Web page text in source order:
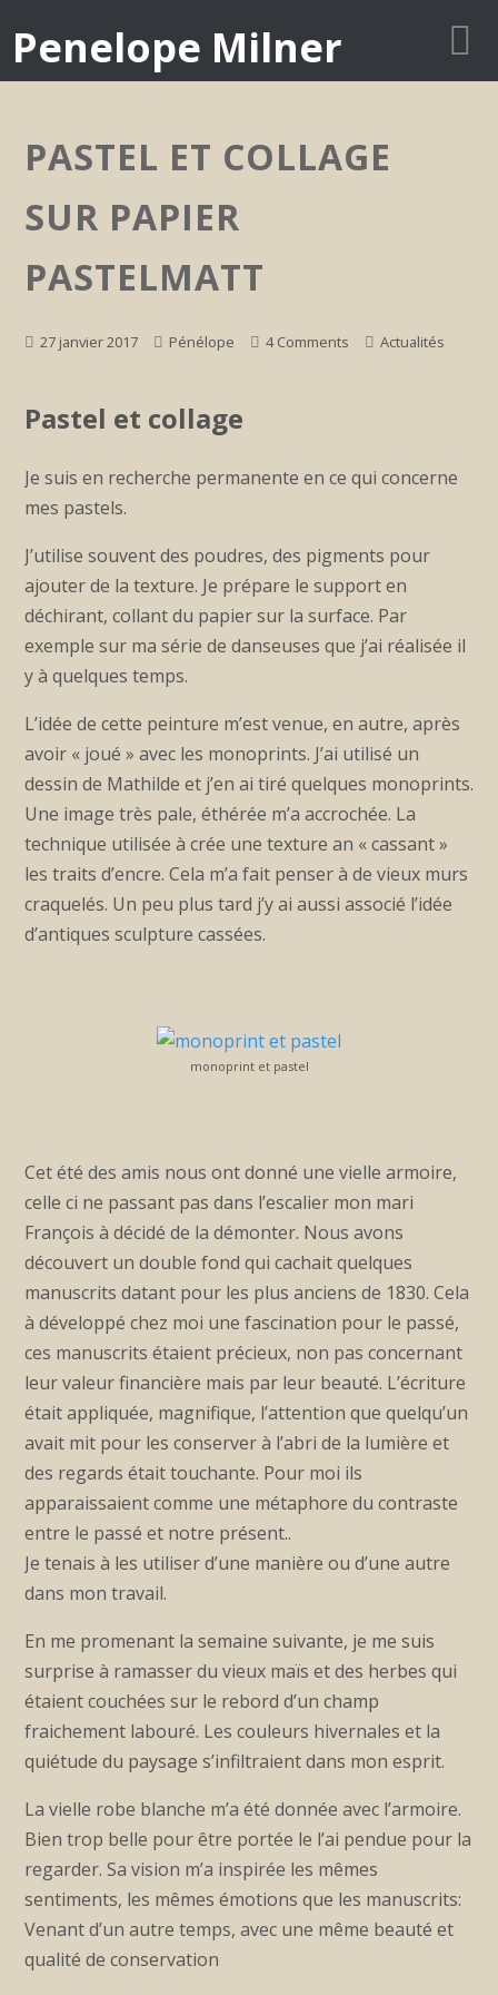
Penelope Milner
PASTEL ET COLLAGE
SUR PAPIER
PASTELMATT
27 janvier 2017 Pénélope 4 Comments Actualités
Pastel et collage
Je suis en recherche permanente en ce qui concerne
mes pastels.
J’utilise souvent des poudres, des pigments pour
ajouter de la texture. Je prépare le support en
déchirant, collant du papier sur la surface. Par
exemple sur ma série de danseuses que j’ai réalisée il
y à quelques temps.
L’idée de cette peinture m’est venue, en autre, après
avoir « joué » avec les monoprints. J’ai utilisé un
dessin de Mathilde et j’en ai tiré quelques monoprints.
Une image très pale, éthérée m’a accrochée. La
technique utilisée à crée une texture an « cassant »
les traits d’encre. Cela m’a fait penser à de vieux murs
craquelés. Un peu plus tard j’y ai aussi associé l’idée
d’antiques sculpture cassées.
monoprint et pastel
Cet été des amis nous ont donné une vielle armoire,
celle ci ne passant pas dans l’escalier mon mari
François à décidé de la démonter. Nous avons
découvert un double fond qui cachait quelques
manuscrits datant pour les plus anciens de 1830. Cela
à développé chez moi une fascination pour le passé,
ces manuscrits étaient précieux, non pas concernant
leur valeur financière mais par leur beauté. L’écriture
était appliquée, magnifique, l’attention que quelqu’un
avait mit pour les conserver à l’abri de la lumière et
des regards était touchante. Pour moi ils
apparaissaient comme une métaphore du contraste
entre le passé et notre présent..
Je tenais à les utiliser d’une manière ou d’une autre
dans mon travail.
En me promenant la semaine suivante, je me suis
surprise à ramasser du vieux maïs et des herbes qui
étaient couchées sur le rebord d’un champ
fraichement labouré. Les couleurs hivernales et la
quiétude du paysage s’infiltraient dans mon esprit.
La vielle robe blanche m’a été donnée avec l’armoire.
Bien trop belle pour être portée le l’ai pendue pour la
regarder. Sa vision m’a inspirée les mêmes
sentiments, les mêmes émotions que les manuscrits:
Venant d’un autre temps, avec une même beauté et
qualité de conservation